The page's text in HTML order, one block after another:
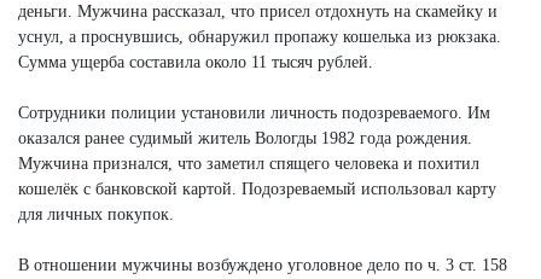
деньги. Мужчина рассказал, что присел отдохнуть на скамейку и
уснул, а проснувшись, обнаружил пропажу кошелька из рюкзака.
Сумма ущерба составила около 11 тысяч рублей.
Сотрудники полиции установили личность подозреваемого. Им
оказался ранее судимый житель Вологды 1982 года рождения.
Мужчина признался, что заметил спящего человека и похитил
кошелёк с банковской картой. Подозреваемый использовал карту
для личных покупок.
В отношении мужчины возбуждено уголовное дело по ч. 3 ст. 158